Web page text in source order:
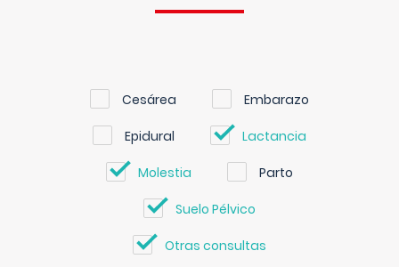
Cesárea Embarazo
Epidural Lactancia
Molestia Parto
Suelo Pélvico
Otras consultas